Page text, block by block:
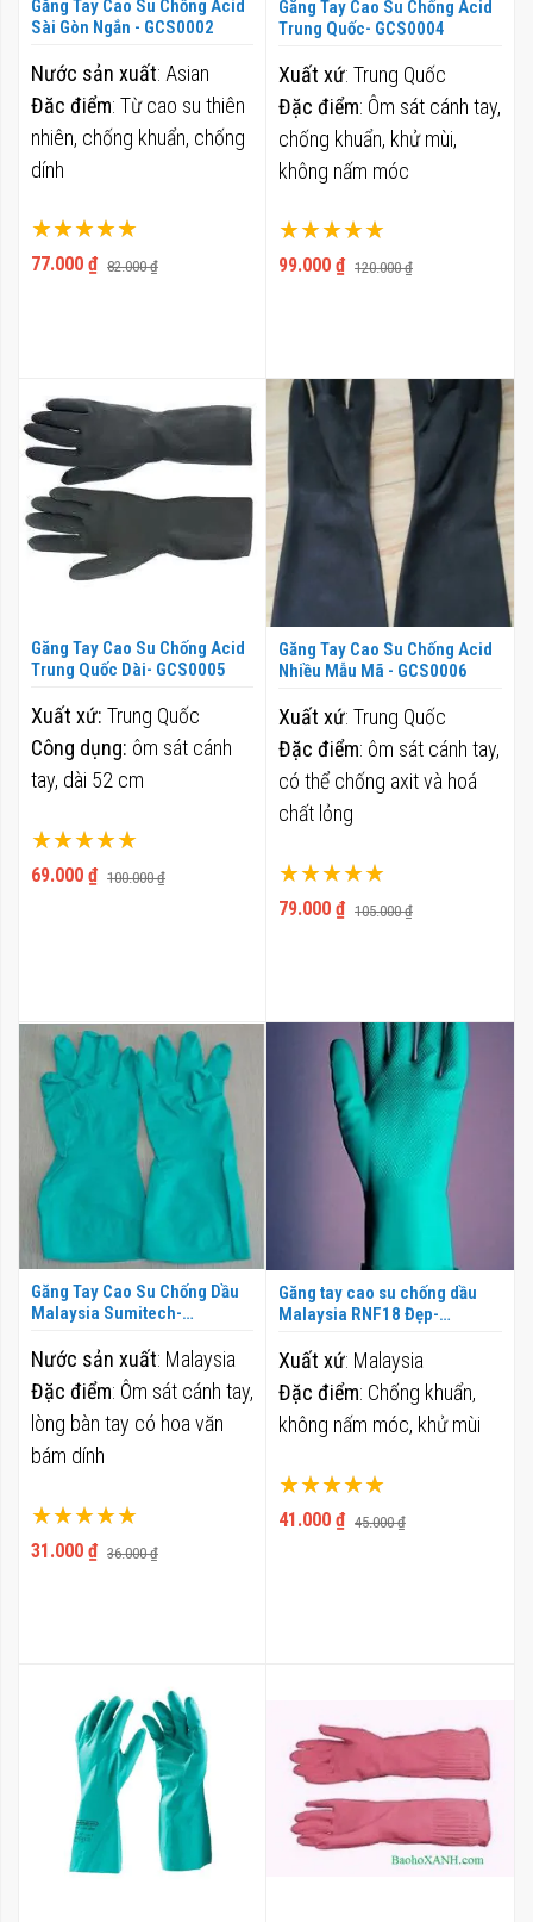
Găng Tay Cao Su Chống Acid
Sài Gòn Ngắn - GCS0002
Xếp hạng:
100%
77.000 ₫ 82.000 ₫
Nước sản xuất: Asian
Đăc điểm: Từ cao su thiên
nhiên, chống khuẩn, chống
dính
Găng Tay Cao Su Chống Acid
Trung Quốc- GCS0004
Xếp hạng:
100%
99.000 ₫ 120.000 ₫
Xuất xứ: Trung Quốc
Đặc điểm: Ôm sát cánh tay,
chống khuẩn, khử mùi,
không nấm móc
Găng Tay Cao Su Chống Acid
Trung Quốc Dài- GCS0005
Xếp hạng:
100%
69.000 ₫ 100.000 ₫
Xuất xứ: Trung Quốc
Công dụng: ôm sát cánh
tay, dài 52 cm
Găng Tay Cao Su Chống Acid
Nhiều Mẫu Mã - GCS0006
Xếp hạng:
100%
79.000 ₫ 105.000 ₫
Xuất xứ: Trung Quốc
Đặc điểm: ôm sát cánh tay,
có thể chống axit và hoá
chất lỏng
Găng Tay Cao Su Chống Dầu
Malaysia Sumitech-
Xếp hạng:
100%
31.000 ₫ 36.000 ₫
Nước sản xuất: Malaysia
Đặc điểm: Ôm sát cánh tay,
lòng bàn tay có hoa văn
bám dính
Găng tay cao su chống dầu
Malaysia RNF18 Đẹp-
Xếp hạng:
100%
41.000 ₫ 45.000 ₫
Xuất xứ: Malaysia
Đặc điểm: Chống khuẩn,
không nấm móc, khử mùi